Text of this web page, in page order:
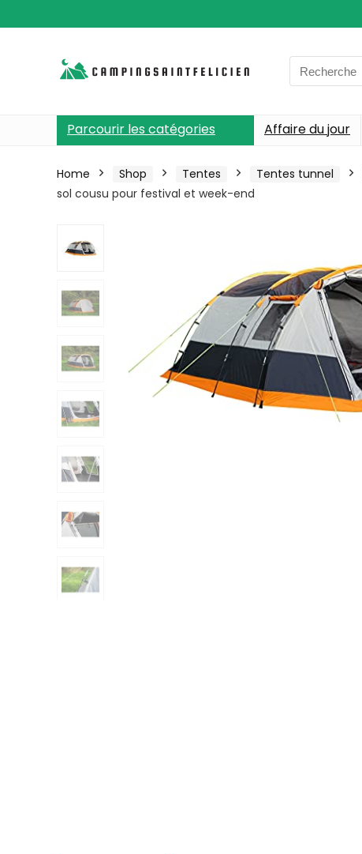
Search
for:
Parcourir les catégories Affaire du jour
Home Shop Tentes Tentes tunnel
sol cousu pour festival et week-end